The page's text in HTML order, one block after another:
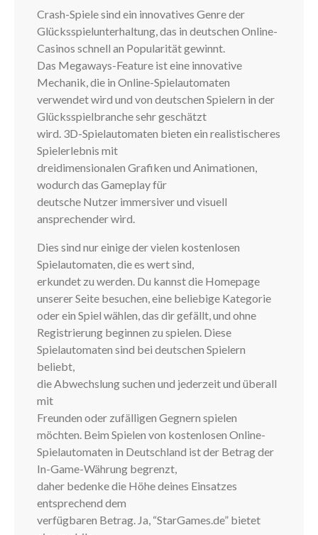
Crash-Spiele sind ein innovatives Genre der
Glücksspielunterhaltung, das in deutschen Online-
Casinos schnell an Popularität gewinnt.
Das Megaways-Feature ist eine innovative
Mechanik, die in Online-Spielautomaten
verwendet wird und von deutschen Spielern in der
Glücksspielbranche sehr geschätzt
wird. 3D-Spielautomaten bieten ein realistischeres
Spielerlebnis mit
dreidimensionalen Grafiken und Animationen,
wodurch das Gameplay für
deutsche Nutzer immersiver und visuell
ansprechender wird.
Dies sind nur einige der vielen kostenlosen
Spielautomaten, die es wert sind,
erkundet zu werden. Du kannst die Homepage
unserer Seite besuchen, eine beliebige Kategorie
oder ein Spiel wählen, das dir gefällt, und ohne
Registrierung beginnen zu spielen. Diese
Spielautomaten sind bei deutschen Spielern
beliebt,
die Abwechslung suchen und jederzeit und überall
mit
Freunden oder zufälligen Gegnern spielen
möchten. Beim Spielen von kostenlosen Online-
Spielautomaten in Deutschland ist der Betrag der
In-Game-Währung begrenzt,
daher bedenke die Höhe deines Einsatzes
entsprechend dem
verfügbaren Betrag. Ja, “StarGames.de” bietet